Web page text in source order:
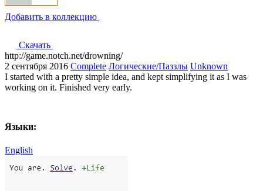
Добавить в коллекцию
Скачать
http://game.notch.net/drowning/
2 сентября 2016 Complete Логические/Паззлы Unknown
I started with a pretty simple idea, and kept simplifying it as I was
working on it. Finished very early.
Языки:
English